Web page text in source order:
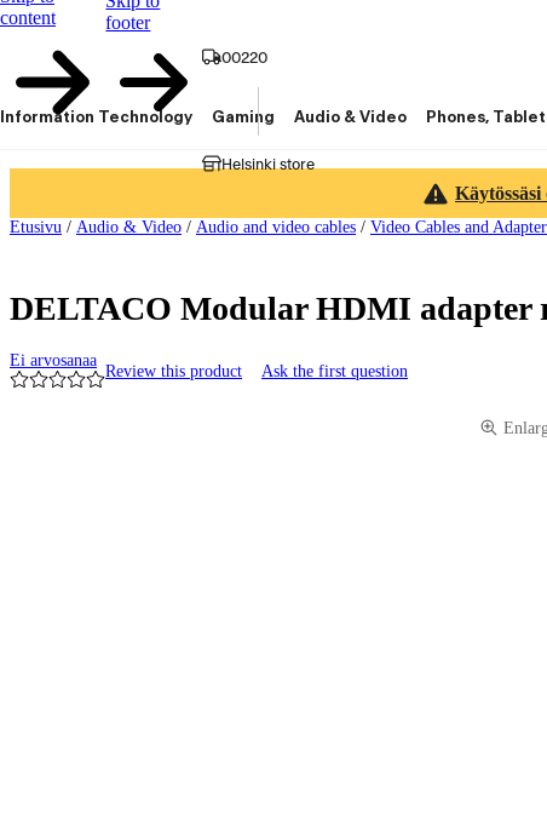
content
footer
00220
Helsinki store
Information Technology Gaming Audio & Video Phones,
Etusivu / Audio & Video / Audio and video cables / Video Cables and
DELTACO Modular HDMI adapter
Ei arvosanaa
Review this product Ask the first question